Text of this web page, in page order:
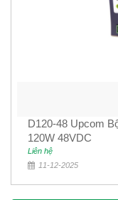
D120-48 Upcom
120W 48VDC
Liên hệ
11-12-2025